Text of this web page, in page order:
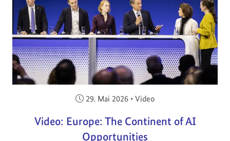
Veröffentlicht am:
29. Mai 2026 • Video
Video: Europe: The Continent of AI
Opportunities